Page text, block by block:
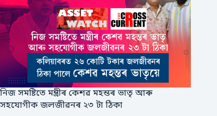
নিজ সমষ্টিতে মন্ত্ৰীৰ কেশৱ মহন্তৰ ভাতৃ আৰু
সহযোগীক জলজীৱনৰ ২৩ টা ঠিকা